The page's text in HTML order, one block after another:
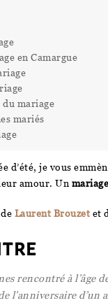
en Camargue
mariage
mariés
d’été, je vous
amour. Un
Laurent Brouzet et
rencontré à l’âge
l’anniversaire d’un